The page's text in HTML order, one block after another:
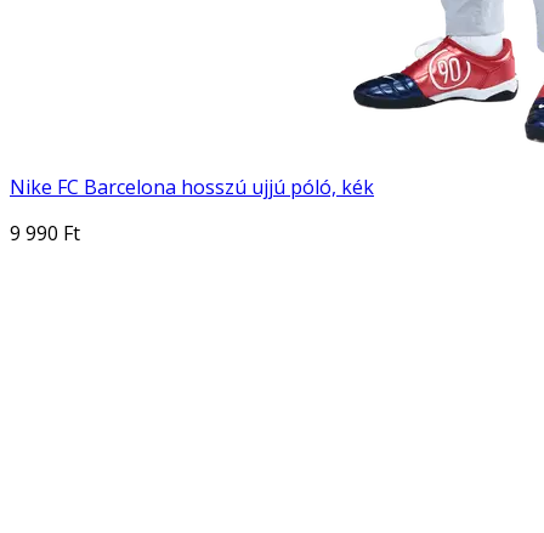
Nike FC Barcelona hosszú ujjú póló, kék
9 990 Ft